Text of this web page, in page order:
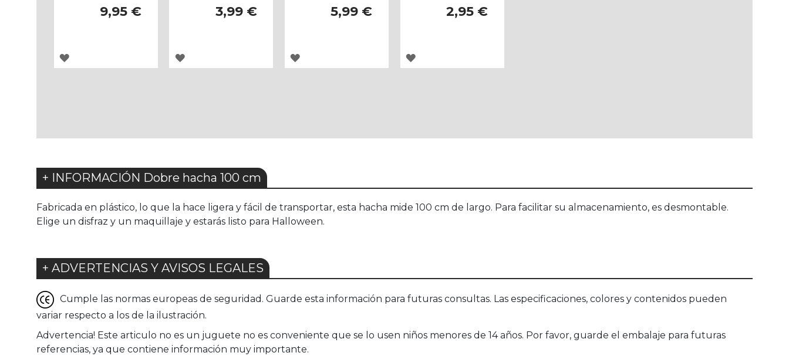
9,95 €
AGREGAR
3,99 €
AGREGAR
5,99 €
AGREGAR
2,95 €
AGREGAR
+ INFORMACIÓN Dobre hacha 100 cm
Fabricada en plástico, lo que la hace ligera y fácil de transportar, esta hacha mide 100 cm de largo. Para facilitar su almacenamiento, es desmontable.
Elige un disfraz y un maquillaje y estarás listo para Halloween.
+ ADVERTENCIAS Y AVISOS LEGALES
Cumple las normas europeas de seguridad. Guarde esta información para futuras consultas. Las especificaciones, colores y contenidos pueden
variar respecto a los de la ilustración.
Advertencia! Este articulo no es un juguete no es conveniente que se lo usen niños menores de 14 años. Por favor, guarde el embalaje para futuras
referencias, ya que contiene información muy importante.